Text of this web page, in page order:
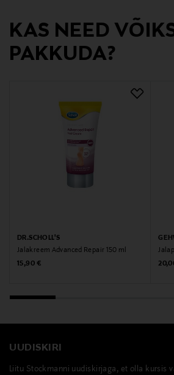
kuluttajapalvelu@transmeri.fi
Märksõnad
KAS NEED
PAKKUDA?
DR.SCHOLL'S
Jalakreem Advanced Repair 150 ml
Original Price
15,90 €
UUDISKIRI
Liitu Stockmanni uudiskirjaga, et olla kursis